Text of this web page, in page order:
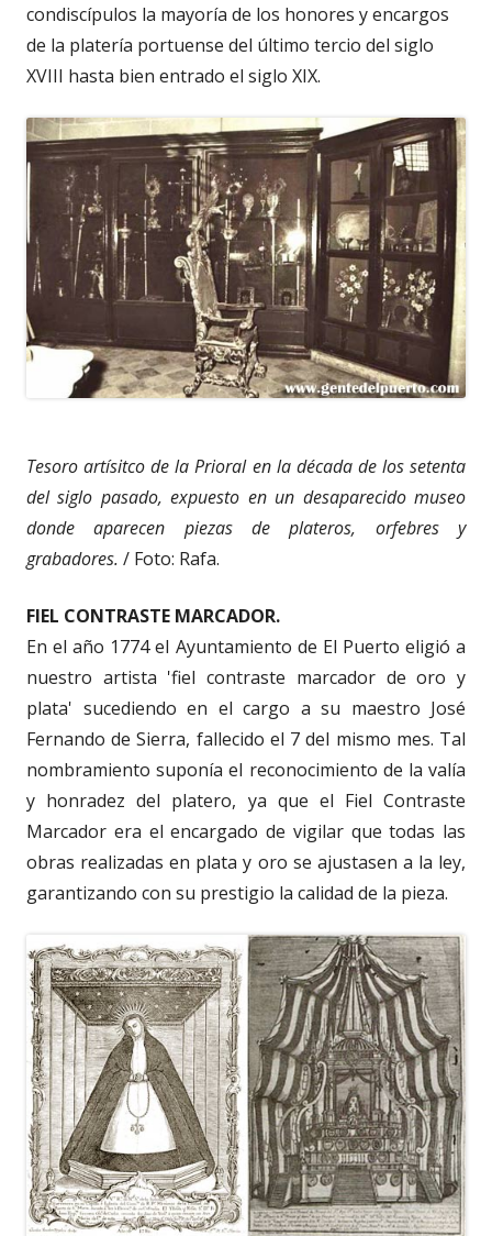
condiscípulos la mayoría de los honores y encargos
de la platería portuense del último tercio del siglo
XVIII hasta bien entrado el siglo XIX.
Tesoro artísitco de la Prioral en la década de los setenta
del siglo pasado, expuesto en un desaparecido museo
donde aparecen piezas de plateros, orfebres y
grabadores. / Foto: Rafa.
FIEL CONTRASTE MARCADOR.
En el año 1774 el Ayuntamiento de El Puerto eligió a
nuestro artista 'fiel contraste marcador de oro y
plata' sucediendo en el cargo a su maestro José
Fernando de Sierra, fallecido el 7 del mismo mes. Tal
nombramiento suponía el reconocimiento de la valía
y honradez del platero, ya que el Fiel Contraste
Marcador era el encargado de vigilar que todas las
obras realizadas en plata y oro se ajustasen a la ley,
garantizando con su prestigio la calidad de la pieza.